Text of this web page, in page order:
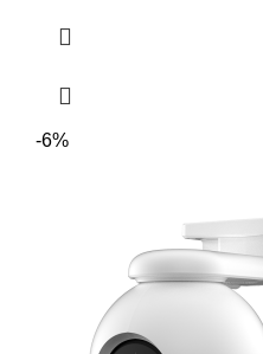
-6%